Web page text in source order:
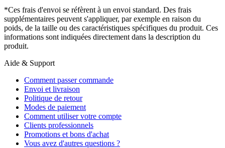
*Ces frais d'envoi se réfèrent à un envoi standard. Des frais
supplémentaires peuvent s'appliquer, par exemple en raison du
poids, de la taille ou des caractéristiques spécifiques du produit. Ces
informations sont indiquées directement dans la description du
produit.
Aide & Support
Comment passer commande
Envoi et livraison
Politique de retour
Modes de paiement
Comment utiliser votre compte
Clients professionnels
Promotions et bons d'achat
Vous avez d'autres questions ?